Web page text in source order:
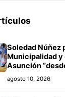
Soledad Núñez
Municipalidad
Asunción
agosto 10, 2026